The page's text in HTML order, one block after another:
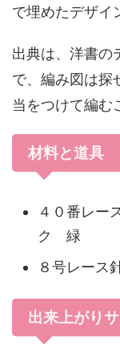
で埋めたデザイ
出典は、洋書の
で、編み図は探
当をつけて編む
材料と道具
４０番レ
ク 緑
８号レース
出来上がり